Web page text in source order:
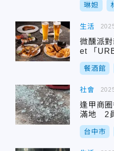
琳妲
生活
微醺派
et 「
餐酒館
社會
逢甲商
滿地 2
台中市